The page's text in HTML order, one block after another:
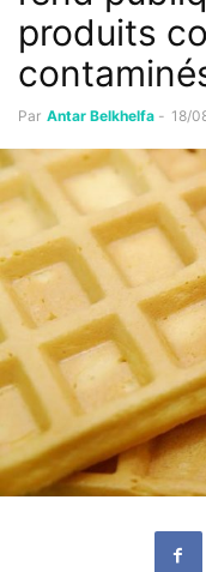
produits
Par Antar Belkhelfa - 18/